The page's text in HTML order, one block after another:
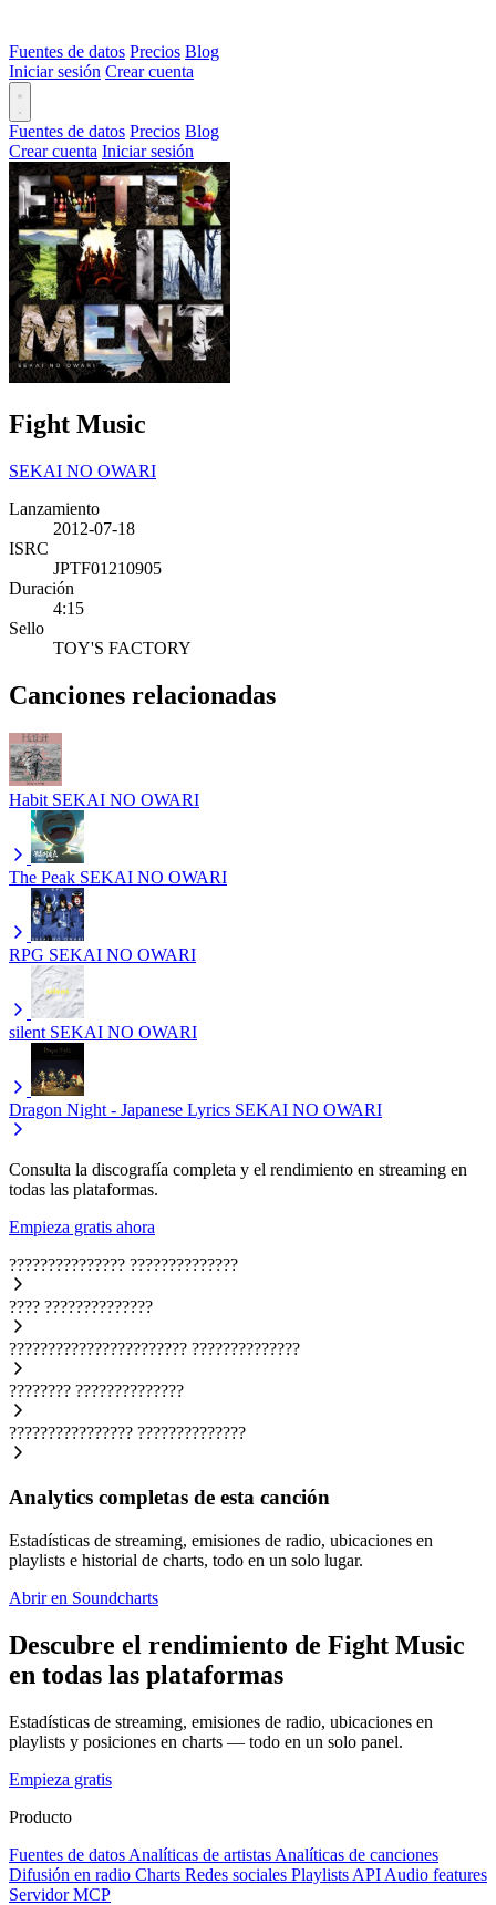
Fuentes de datos Precios Blog
Iniciar sesión Crear cuenta
Fuentes de datos Precios Blog
Crear cuenta Iniciar sesión
Fight Music
SEKAI NO OWARI
Lanzamiento
2012-07-18
ISRC
JPTF01210905
Duración
4:15
Sello
TOY'S FACTORY
Canciones relacionadas
Habit SEKAI NO OWARI
The Peak SEKAI NO OWARI
RPG SEKAI NO OWARI
silent SEKAI NO OWARI
Dragon Night - Japanese Lyrics SEKAI NO OWARI
Consulta la discografía completa y el rendimiento en streaming en
todas las plataformas.
Empieza gratis ahora
??????????????? ??????????????
???? ??????????????
??????????????????????? ??????????????
???????? ??????????????
???????????????? ??????????????
Analytics completas de esta canción
Estadísticas de streaming, emisiones de radio, ubicaciones en
playlists e historial de charts, todo en un solo lugar.
Abrir en Soundcharts
Descubre el rendimiento de Fight Music
en todas las plataformas
Estadísticas de streaming, emisiones de radio, ubicaciones en
playlists y posiciones en charts — todo en un solo panel.
Empieza gratis
Producto
Fuentes de datos Analíticas de artistas Analíticas de canciones
Difusión en radio Charts Redes sociales Playlists API Audio features
Servidor MCP